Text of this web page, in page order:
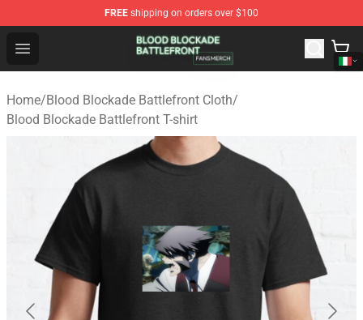
FREE shipping on orders over $100
Open menu
Blood Blockade Battlefront Shop - Official Blood
Home/Blood Blockade Battlefront Cloth/
Blood Blockade Battlefront T-shirt